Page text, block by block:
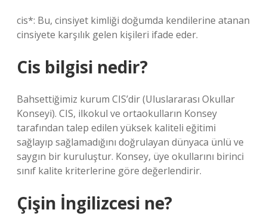
cis*: Bu, cinsiyet kimliği doğumda kendilerine atanan
cinsiyete karşılık gelen kişileri ifade eder.
Cis bilgisi nedir?
Bahsettiğimiz kurum CIS’dir (Uluslararası Okullar
Konseyi). CIS, ilkokul ve ortaokulların Konsey
tarafından talep edilen yüksek kaliteli eğitimi
sağlayıp sağlamadığını doğrulayan dünyaca ünlü ve
saygın bir kuruluştur. Konsey, üye okullarını birinci
sınıf kalite kriterlerine göre değerlendirir.
Çişin İngilizcesi ne?